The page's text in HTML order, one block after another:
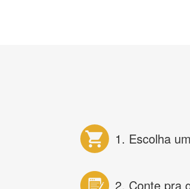
1. Escolha
2. Conte pra